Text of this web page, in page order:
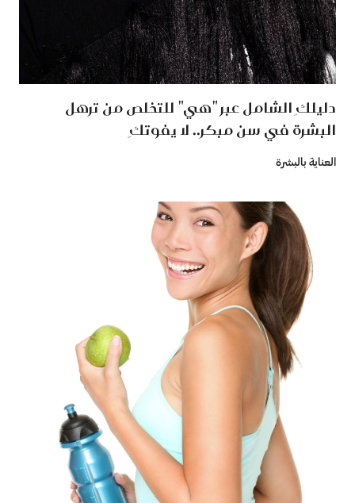
دليلكِ الشامل عبر "هي" للتخلص من ترهل
البشرة في سن مبكر.. لا يفوتكِ
العناية بالبشرة